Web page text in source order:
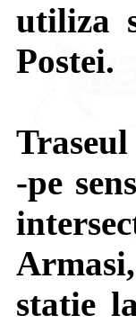
utiliza
Postei.
-pe
statie